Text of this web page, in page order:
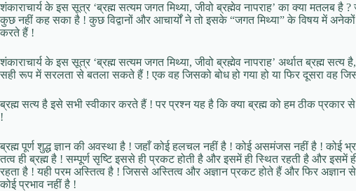
शंकाराचार्य के इस सूत्र ‘ब्रह्म सत्यम जगत मिथ्या, जीवो ब्रह्मेव नापराह’ का क्या मतलब
कुछ नहीं कह सका है ! कुछ विद्वानों और आचार्यों ने तो इसके “जगत मिथ्या” के विषय में
करते हैं !
शंकाराचार्य के इस सूत्र ‘ब्रह्म सत्यम जगत मिथ्या, जीवो ब्रह्मेव नापराह’ अर्थात ब्रह्म सत्य
सही रूप में सरलता से बतला सकते हैं ! एक वह जिसको बोध हो गया हो या फिर दूसरा वह
ब्रह्म सत्य है इसे सभी स्वीकार करते हैं ! पर प्रश्न यह है कि क्या ब्रह्म को हम ठीक
!
ब्रह्म पूर्ण शुद्ध ज्ञान की अवस्था है ! जहाँ कोई हलचल नहीं है ! कोई असमंजस नहीं है ! कोई
तत्व ही ब्रह्म है ! सम्पूर्ण सृष्टि इससे ही प्रकट होती है और इसमें ही स्थित रहती है और
रहता है ! यही परम अस्तित्व है ! जिससे अस्तित्व और अज्ञान प्रकट होते हैं और फिर अज्ञान से
कोई प्रभाव नहीं है !